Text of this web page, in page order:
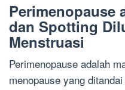
Perimenopause
dan Spotting
Menstruasi
Perimenopause adalah
menopause yang